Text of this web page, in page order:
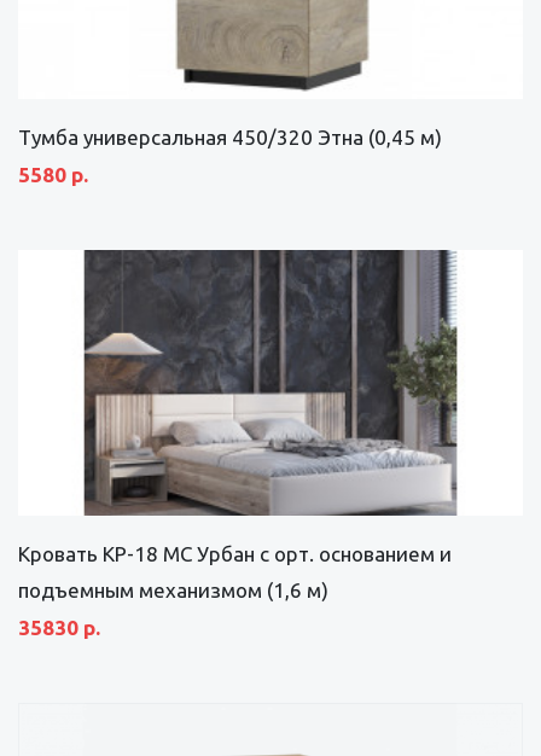
Тумба универсальная 450/320 Этна (0,45 м)
5580 р.
Кровать КР-18 МС Урбан с орт. основанием и
подъемным механизмом (1,6 м)
35830 р.